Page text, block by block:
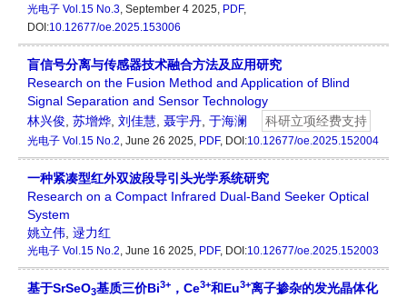
光电子 Vol.15 No.3, September 4 2025, PDF,
DOI:10.12677/oe.2025.153006
盲信号分离与传感器技术融合方法及应用研究
Research on the Fusion Method and Application of Blind
Signal Separation and Sensor Technology
林兴俊, 苏增烨, 刘佳慧, 聂宇丹, 于海澜 科研立项经费支持
光电子 Vol.15 No.2, June 26 2025, PDF, DOI:10.12677/oe.2025.152004
一种紧凑型红外双波段导引头光学系统研究
Research on a Compact Infrared Dual-Band Seeker Optical
System
姚立伟, 逯力红
光电子 Vol.15 No.2, June 16 2025, PDF, DOI:10.12677/oe.2025.152003
基于SrSeO3基质三价Bi3+ ，Ce3+和Eu3+离子掺杂的发光晶体化